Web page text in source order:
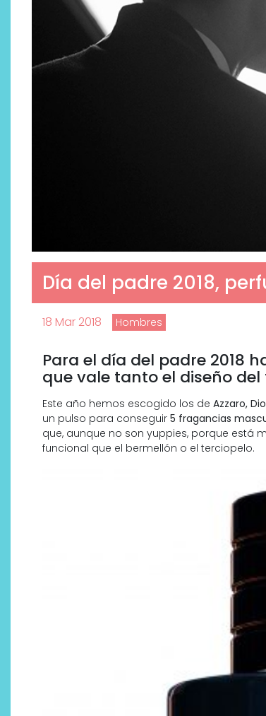
Día del padre 2018,
18 Mar 2018 Hombres
Para el día del padre 2018
que vale tanto el diseño
Este año hemos escogido los de Azzaro,
un pulso para conseguir 5 fragancias
que, aunque no son yuppies, porque está
funcional que el bermellón o el terciopelo.
Descubre cómo la
profesional va desde las